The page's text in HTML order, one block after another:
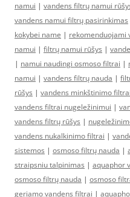
namui | vandens filtrų namui
vandens namui filtrų pasirinkimas
kokybei name | rekomenduojami
namui | filtrų namui rūšys |
| namui naudingi osmoso filtrai |
namui | vandens filtrų nauda |
rūšys | vandens minkštinimo filtrai
vandens filtrai nugeležinimui |
vandens filtrų rūšys |
vandens nukalkinimo filtrai |
sistemos | osmoso filtrų nauda |
straipsniu talpinimas | aquaphor
osmoso filtrų nauda | osmoso
geriamo vandens filtrai |